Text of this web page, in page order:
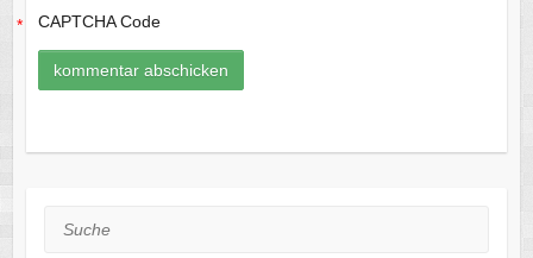
CAPTCHA Code
*
Suche